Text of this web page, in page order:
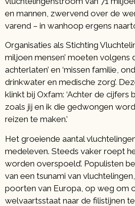
en mannen, zwervend over de
varend – in wanhoop ergens
Organisaties als Stichting
miljoen mensen’ moeten volgens
achterlaten’ en ‘missen familie,
drinkwater en medische zorg’.
klinkt bij Oxfam: ‘Achter de cijfers
zoals jij en ik die gedwongen
reizen te maken.’
Het groeiende aantal
medeleven. Steeds vaker roept
worden overspoeld’. Populisten
van een tsunami van
poorten van Europa, op weg om
welvaartsstaat naar de filistijnen